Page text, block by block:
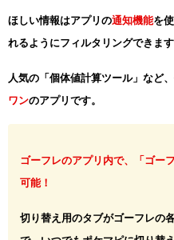
ほしい情報はアプリの通知機能を
れるようにフィルタリングできます
人気の「個体値計算ツール」など
ワンのアプリです。
ゴーフレのアプリ内で、「ゴー
可能！
切り替え用のタブがゴーフレの